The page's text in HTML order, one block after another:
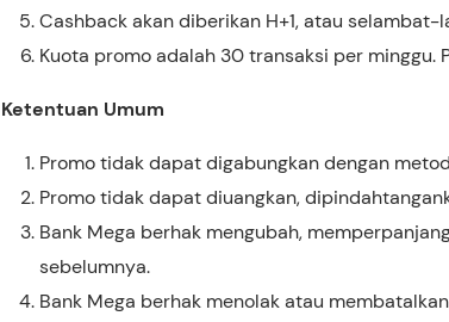
Cashback akan diberikan H+1, atau
Kuota promo adalah 30 transaksi per
Ketentuan Umum
Promo tidak dapat digabungkan dengan
Promo tidak dapat diuangkan,
Bank Mega berhak mengubah,
sebelumnya.
Bank Mega berhak menolak atau